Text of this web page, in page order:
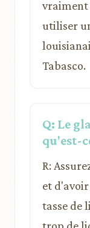
vraiment
utiliser
Tabasco.
Q: Le
qu'est-
R:
et
tasse de